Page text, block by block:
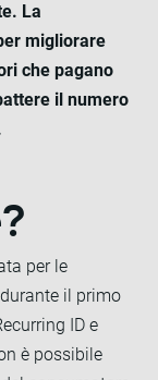
La
migliorare
che pagano
il numero
per le
il primo
ID e
è possibile